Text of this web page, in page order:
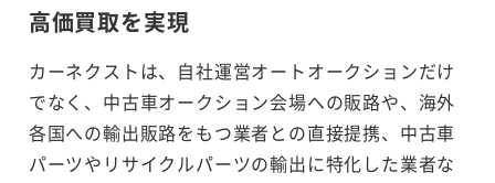
高価買取を実現
カーネクストは、自社運営オートオークションだけ
でなく、中古車オークション会場への販路や、海外
各国への輸出販路をもつ業者との直接提携、中古車
パーツやリサイクルパーツの輸出に特化した業者な